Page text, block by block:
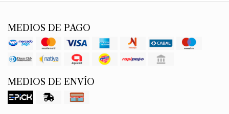
MEDIOS DE PAGO
MEDIOS DE ENVÍO